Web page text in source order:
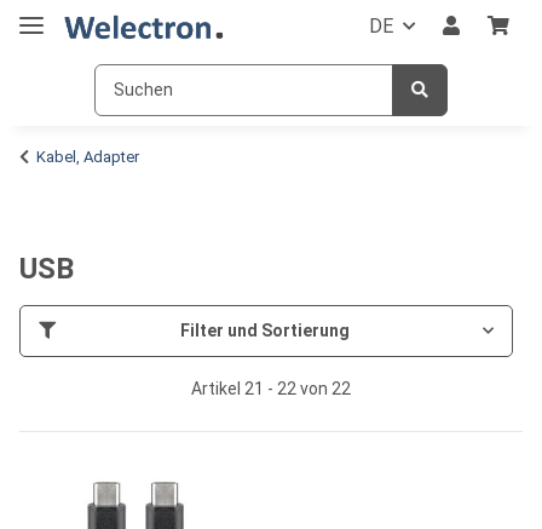
DE
Kabel, Adapter
USB
Filter und Sortierung
Artikel 21 - 22 von 22